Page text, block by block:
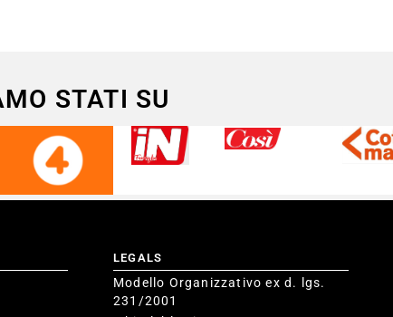
STATI SU
LEGALS
Modello Organizzativo ex d. lgs.
231/2001